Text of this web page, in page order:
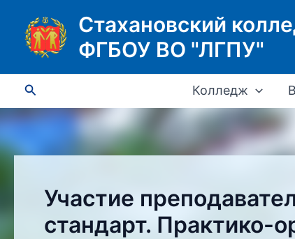
содержимому
Стахановский
ФГБОУ ВО "ЛГПУ"
Поиск Колледж
Участие
стандарт. Практико-